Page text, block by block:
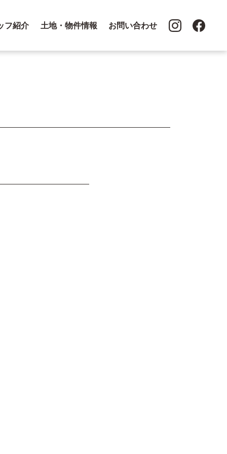
フ紹介 土地・物件情報 お問い合わせ